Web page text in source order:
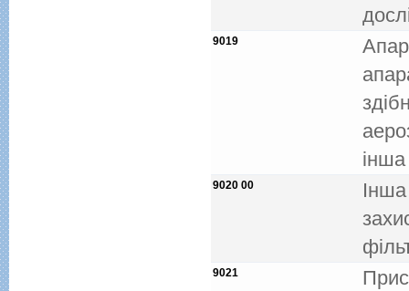
9019
iнша
9020 00
Iнша
9021